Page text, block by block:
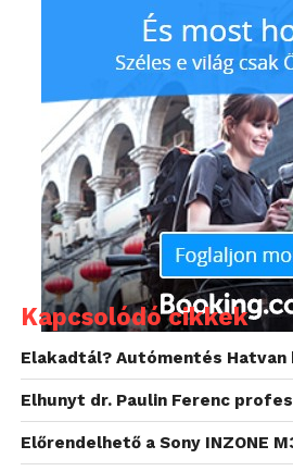
Grigore Moisil
első számítástechnikai
a Bukaresti Egyetemen. 1963-
számítógép átvételére
tanulmányúton vesz részt
gyárban, a következő évben
azMTASzámítóközpontjában
URAL-2 számítógépet.
Kapcsolódó cikkek
Elakadtál? Autómentés Hatvan
Elhunyt dr. Paulin Ferenc
Előrendelhető a Sony INZONE